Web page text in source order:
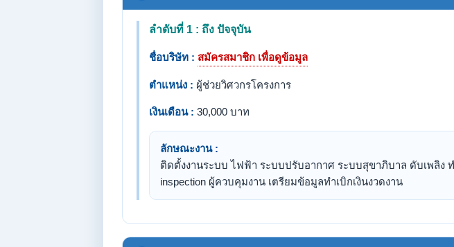
ลำดับที่ 1 : ถึง ปัจจุบัน
ชื่อบริษัท : สมัครสมาชิก เพื่อดูข้อมูล
ตำแหน่ง : ผู้ช่วยวิศวกรโครงการ
เงินเดือน : 30,000 บาท
ลักษณะงาน :
ติดตั้งงานระบบ ไฟฟ้า ระบบปรับอากาศ ระบบสุขาภิบาล ดับเพลิง ทํ
inspection ผู้ควบคุมงาน เตรียมข้อมูลทําเบิกเงินงวดงาน